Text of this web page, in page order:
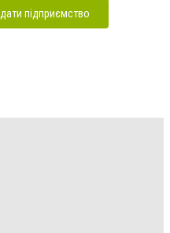
підприємство